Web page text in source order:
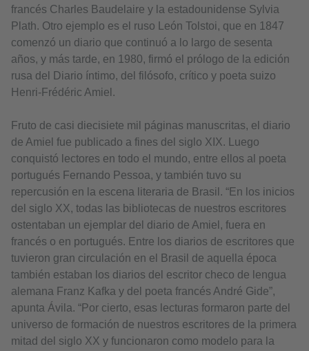
francés Charles Baudelaire y la estadounidense Sylvia
Plath. Otro ejemplo es el ruso León Tolstoi, que en 1847
comenzó un diario que continuó a lo largo de sesenta
años, y más tarde, en 1980, firmó el prólogo de la edición
rusa del Diario íntimo, del filósofo, crítico y poeta suizo
Henri-Frédéric Amiel.
Fruto de casi diecisiete mil páginas manuscritas, el diario
de Amiel fue publicado a fines del siglo XIX. Luego
conquistó lectores en todo el mundo, entre ellos al poeta
portugués Fernando Pessoa, y también tuvo su
repercusión en la escena literaria de Brasil. “En los inicios
del siglo XX, todas las bibliotecas de nuestros escritores
ostentaban un ejemplar del diario de Amiel, fuera en
francés o en portugués. Entre los diarios de escritores que
tuvieron gran circulación en el Brasil de aquella época
también estaban los diarios del escritor checo de lengua
alemana Franz Kafka y del poeta francés André Gide”,
apunta Ávila. “Por cierto, esas lecturas formaron parte del
universo de formación de nuestros escritores de la primera
mitad del siglo XX y funcionaron como modelo para la